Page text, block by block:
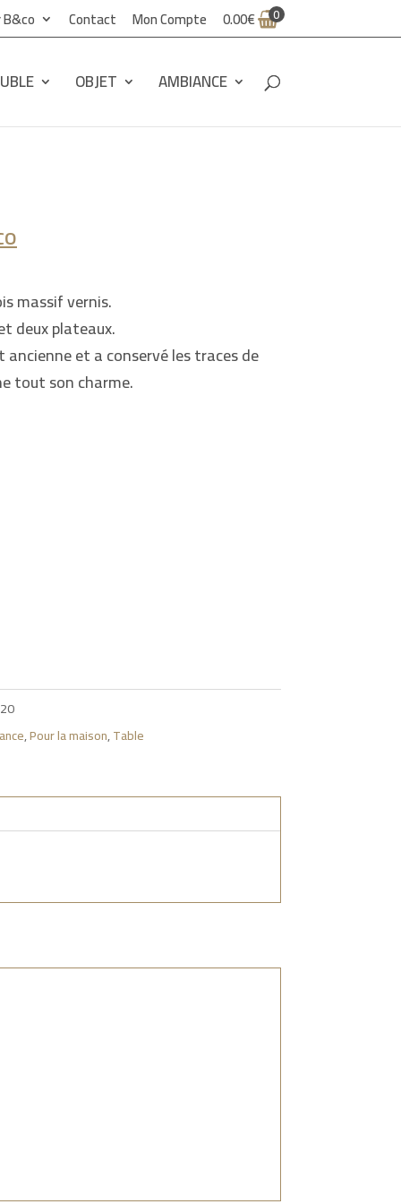
Contact Mon Compte 0.00€ 0
OBJET AMBIANCE
massif vernis.
deux plateaux.
et a conservé les traces de
tout son charme.
,Pour la maison,Table